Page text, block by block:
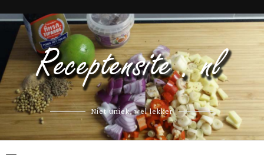
Niet uniek, wel lekker